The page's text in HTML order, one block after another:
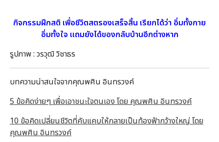
กิจกรรมฝึกสติ เพื่อชีวิตสตรองเสร็จสิ้น เรียกได้ว่า อิ่มทั้งกาย
อิ่มทั้งใจ แถมยังได้ของกลับบ้านอีกต่างหาก
รูปภาพ : วรวุฒิ วิชาธร
บทความน่าสนใจจากคุณพศิน อินทรวงค์
5 ข้อคิดง่ายๆ เพื่อเอาชนะใจตนเอง โดย คุณพศิน อินทรวงค์
10 ข้อคิดเปลี่ยนชีวิตที่คับแคบให้กลายเป็นท้องฟ้ากว้างใหญ่ โดย
คุณพศิน อินทรวงค์